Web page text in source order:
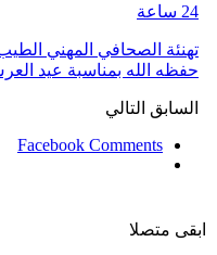
24 ساعة
تهنئة الصحافي المهني
حفظه الله بمناسبة عيد
السابق التالي
Facebook Comments
ابقى متصلا